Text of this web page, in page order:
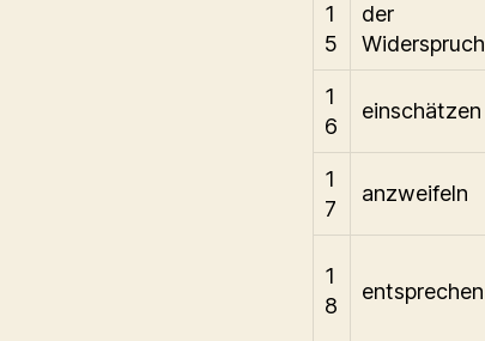
1
5
der
Widerspruch
1
6
einschätzen
1
7
anzweifeln
1
8
entsprechen